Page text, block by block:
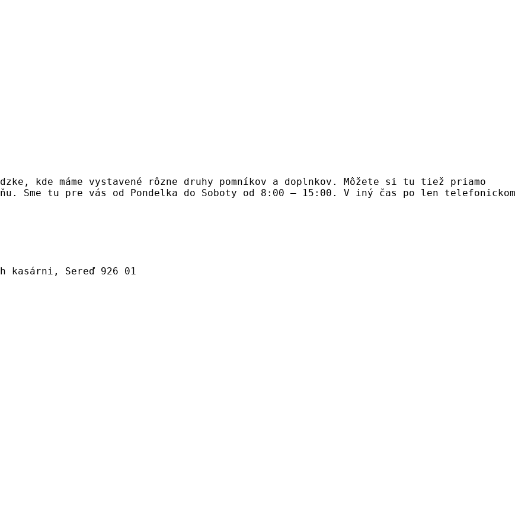
kde máme vystavené rôzne druhy pomníkov a doplnkov. Môžete si tu tiež priamo
Sme tu pre vás od Pondelka do Soboty od 8:00 – 15:00. V iný čas po len telefonickom
kasárni, Sereď 926 01